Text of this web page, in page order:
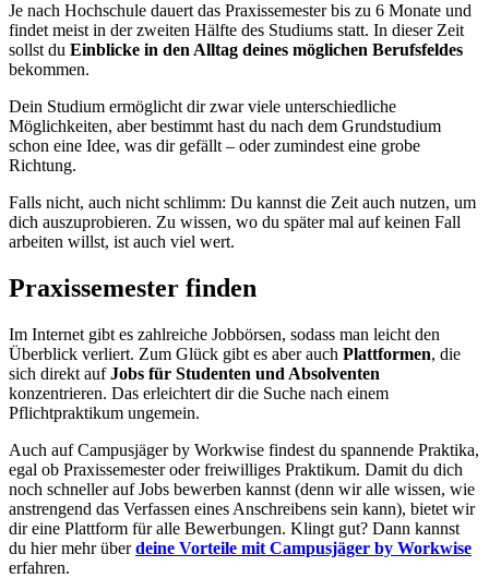
Je nach Hochschule dauert das Praxissemester bis zu 6 Monate und
findet meist in der zweiten Hälfte des Studiums statt. In dieser Zeit
sollst du Einblicke in den Alltag deines möglichen Berufsfeldes
bekommen.
Dein Studium ermöglicht dir zwar viele unterschiedliche
Möglichkeiten, aber bestimmt hast du nach dem Grundstudium
schon eine Idee, was dir gefällt – oder zumindest eine grobe
Richtung.
Falls nicht, auch nicht schlimm: Du kannst die Zeit auch nutzen, um
dich auszuprobieren. Zu wissen, wo du später mal auf keinen Fall
arbeiten willst, ist auch viel wert.
Praxissemester finden
Im Internet gibt es zahlreiche Jobbörsen, sodass man leicht den
Überblick verliert. Zum Glück gibt es aber auch Plattformen, die
sich direkt aufJobs für Studenten und Absolventen
konzentrieren. Das erleichtert dir die Suche nach einem
Pflichtpraktikum ungemein.
Auch auf Campusjäger by Workwise findest du spannende Praktika,
egal ob Praxissemester oder freiwilliges Praktikum. Damit du dich
noch schneller auf Jobs bewerben kannst (denn wir alle wissen, wie
anstrengend das Verfassen eines Anschreibens sein kann), bietet wir
dir eine Plattform für alle Bewerbungen. Klingt gut? Dann kannst
du hier mehr überdeine Vorteile mit Campusjäger by Workwise
erfahren.